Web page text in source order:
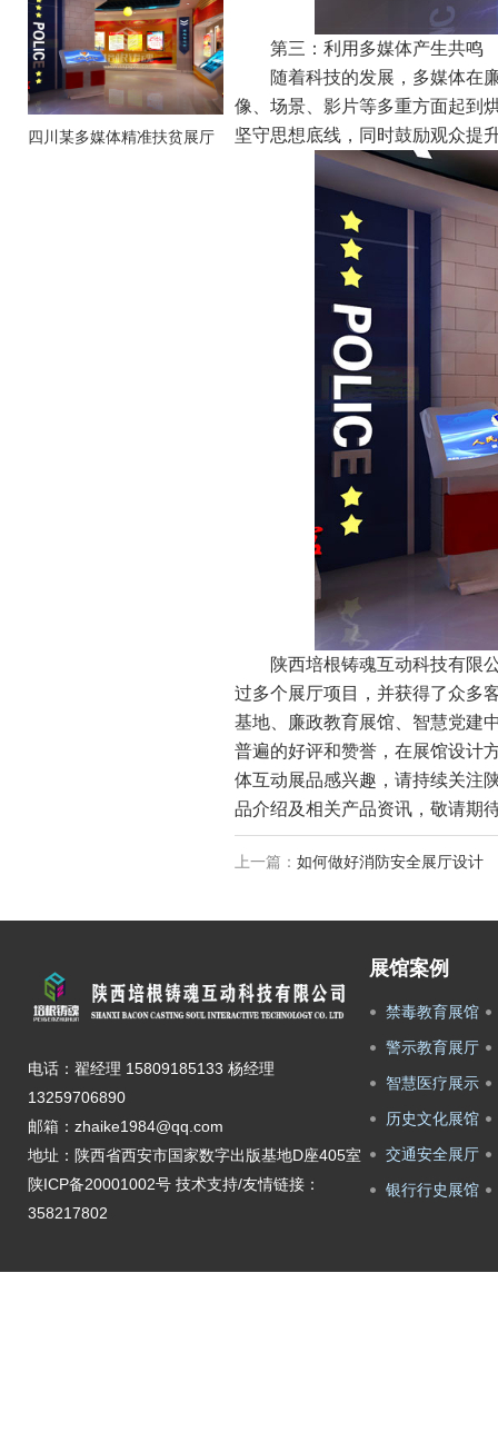
四川某多媒体精准扶贫展厅
第三：利用多媒体产生共鸣
随着科技的发展，多媒体在
像、场景、影片等多重方面起到
坚守思想底线，同时鼓励观众提
陕西培根铸魂互动科技有限
过多个展厅项目，并获得了众多
基地、廉政教育展馆、智慧党建
普遍的好评和赞誉，在展馆设计
体互动展品感兴趣，请持续关注
品介绍及相关产品资讯，敬请期
上一篇： 如何做好消防安全展厅设计
电话：翟经理 15809185133 杨经理
13259706890
邮箱：zhaike1984@qq.com
地址：陕西省西安市国家数字出版基地D座405室
陕ICP备20001002号技术支持/友情链接：
358217802
展馆案例
禁毒教育展馆
警示教育展厅
智慧医疗展示
历史文化展馆
交通安全展厅
银行行史展馆